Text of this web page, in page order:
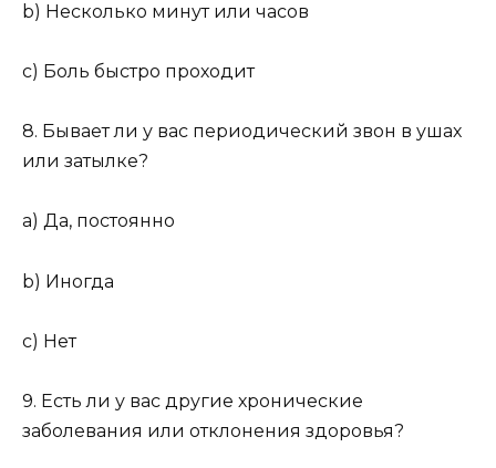
b) Несколько минут или часов
c) Боль быстро проходит
8. Бывает ли у вас периодический звон в ушах
или затылке?
a) Да, постоянно
b) Иногда
c) Нет
9. Есть ли у вас другие хронические
заболевания или отклонения здоровья?